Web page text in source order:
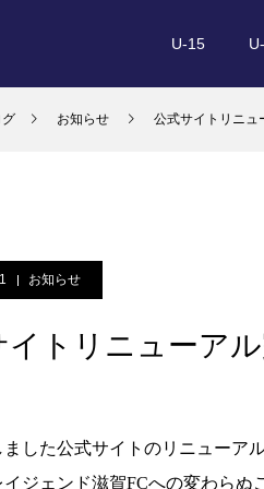
U-15
グ お知らせ 公式サイトリニュ
お知らせ
イトリニューア
した公式サイトのリニューア
ジェンド滋賀FCへの変わらぬ